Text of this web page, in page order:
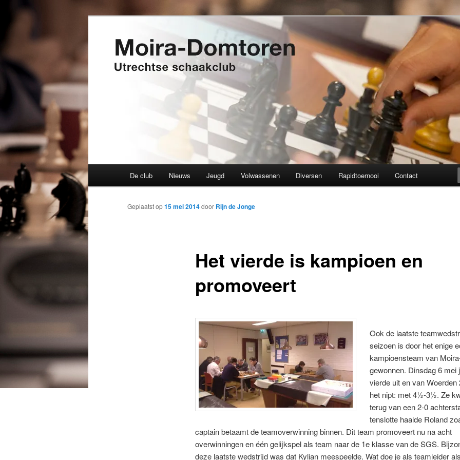
primaire
inhoud
Moira-Domtoren
Utrechtse schaakclub opgericht 1934
De club Nieuws Jeugd Volwassenen Diversen Rapidtoernooi Contact
Het vierde is kampioen en
promoveert
Geplaatst op15 mei 2014door Rijn de Jonge
Ook de laatste
seizoen is door het enige
kampioensteam van
gewonnen. Dinsdag 6 mei
vierde uit en van Woerden
het nipt: met 4½-3½. Ze
terug van een 2-0
tenslotte haalde Roland
captain betaamt de teamoverwinning binnen. Dit team promoveert nu na acht
overwinningen en één gelijkspel als team naar de 1e klasse van de SGS.
deze laatste wedstrijd was dat Kylian meespeelde. Wat doe je als teamleider